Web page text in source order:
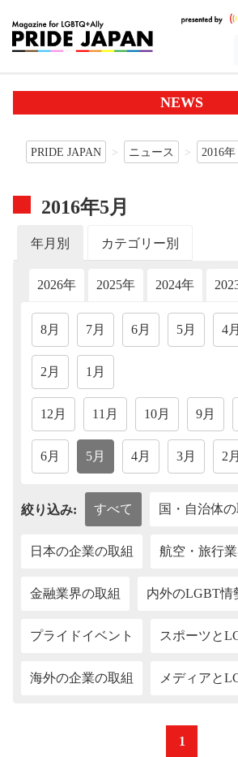
NEWS
PRIDE JAPAN ニュース 2016年
2016年5月
年月別 カテゴリー別
2026年 2025年 2024年
8月 7月 6月 5月 4月
2月 1月
12月 11月 10月 9月
6月 5月 4月 3月 2月
絞り込み: すべて 国・自治体の
日本の企業の取組 航空・旅行
金融業界の取組 内外のLGBT情
プライドイベント スポーツと
海外の企業の取組 メディアと
1